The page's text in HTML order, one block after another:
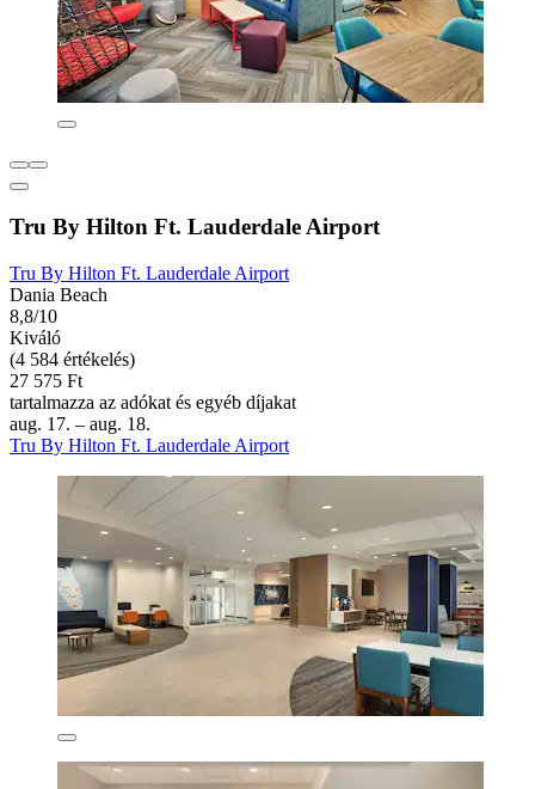
Tru By Hilton Ft. Lauderdale Airport
Tru By Hilton Ft. Lauderdale Airport
Dania Beach
8,8/10
Kiváló
(4 584 értékelés)
27 575 Ft
tartalmazza az adókat és egyéb díjakat
aug. 17. – aug. 18.
Tru By Hilton Ft. Lauderdale Airport